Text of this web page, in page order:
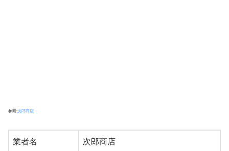
参照:次郎商店
業者名 次郎商店